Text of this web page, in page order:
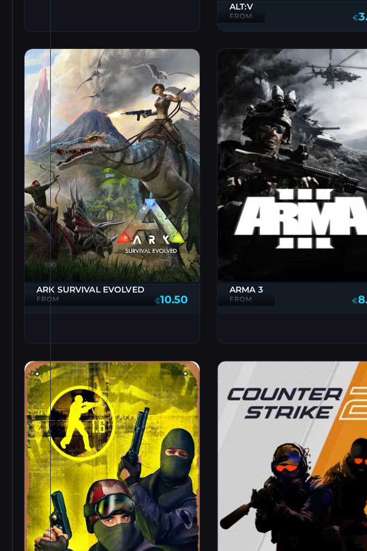
ALT:V
FROM €
ARK SURVIVAL EVOLVED
FROM €10.50
ARMA 3
FROM €